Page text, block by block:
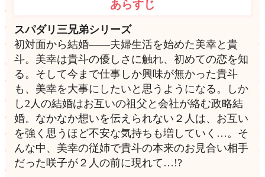
あらすじ
スパダリ三兄弟シリーズ
初対面から結婚――夫婦生活を始めた美幸と貴
斗。美幸は貴斗の優しさに触れ、初めての恋を知
る。そして今まで仕事しか興味が無かった貴斗
も、美幸を大事にしたいと思うようになる。しか
し2人の結婚はお互いの祖父と会社が絡む政略結
婚。なかなか想いを伝えられない２人は、お互い
を強く思うほど不安な気持ちも増していく…。そ
んな中、美幸の従姉で貴斗の本来のお見合い相手
だった咲子が２人の前に現れて…!?